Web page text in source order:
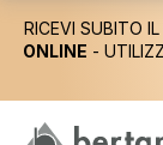
RICEVI SUBITO IL
ONLINE -